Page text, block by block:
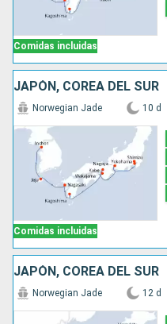
Comidas incluidas
JAPÓN, COREA DEL SUR
Comidas incluidas
Norwegian Jade 10 d
JAPÓN, COREA DEL SUR
Norwegian Jade 12 d